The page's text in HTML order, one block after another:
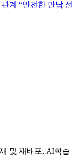
계 “안전한 만남 선
및 재배포, AI학습